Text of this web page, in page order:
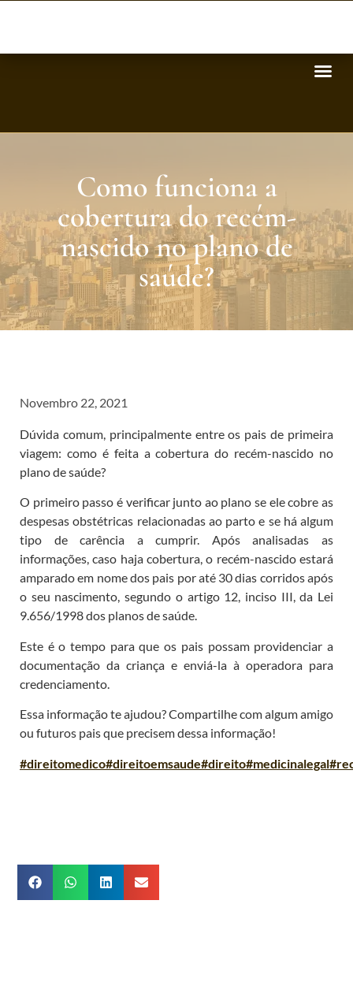
Como funciona a
cobertura do recém-
nascido no plano de
saúde?
Novembro 22, 2021
Dúvida comum, principalmente entre os pais de primeira
viagem: como é feita a cobertura do recém-nascido no
plano de saúde?
O primeiro passo é verificar junto ao plano se ele cobre as
despesas obstétricas relacionadas ao parto e se há algum
tipo de carência a cumprir. Após analisadas as
informações, caso haja cobertura, o recém-nascido estará
amparado em nome dos pais por até 30 dias corridos após
o seu nascimento, segundo o artigo 12, inciso III, da Lei
9.656/1998 dos planos de saúde.
Este é o tempo para que os pais possam providenciar a
documentação da criança e enviá-la à operadora para
credenciamento.
Essa informação te ajudou? Compartilhe com algum amigo
ou futuros pais que precisem dessa informação!
#direitomedico#direitoemsaude#direito#medicinalegal